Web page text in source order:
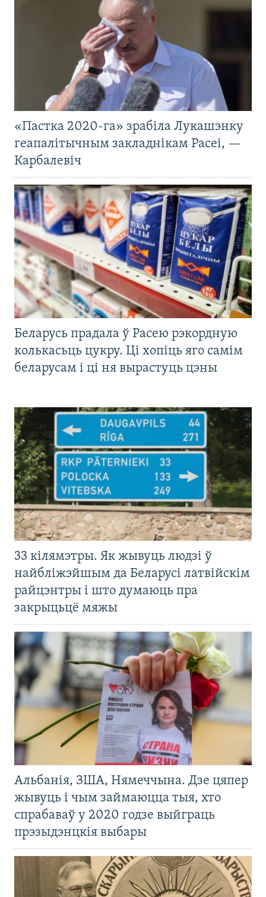
«Пастка 2020-га» зрабіла Лукашэнку
геапалітычным закладнікам Расеі, —
Карбалевіч
Беларусь прадала ў Расею рэкордную
колькасьць цукру. Ці хопіць яго самім
беларусам і ці ня вырастуць цэны
33 кілямэтры. Як жывуць людзі ў
найбліжэйшым да Беларусі латвійскім
райцэнтры і што думаюць пра
закрыцьцё мяжы
Альбанія, ЗША, Нямеччына. Дзе цяпер
жывуць і чым займаюцца тыя, хто
спрабаваў у 2020 годзе выйграць
прэзыдэнцкія выбары